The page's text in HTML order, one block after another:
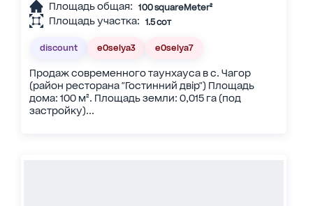
Площадь общая: 100 squareMeter²
Площадь участка: 1.5 сот
discount eOselya3 eOselya7
Продаж современного таунхауса в с. Чагор
(район ресторана "Гостинний двір") Площадь
дома: 100 м². Площадь земли: 0,015 га (под
застройку)...